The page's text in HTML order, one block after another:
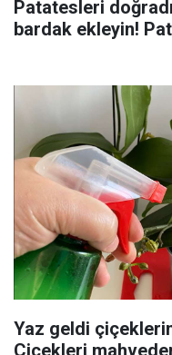
Patatesleri
bardak ekleyin!
Yaz geldi
Çiçekleri